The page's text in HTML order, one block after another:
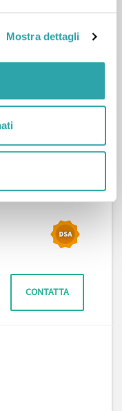
Mostra dettagli
,Scienze,
CONTATTA